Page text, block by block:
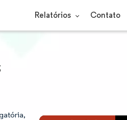
Relatórios Contato